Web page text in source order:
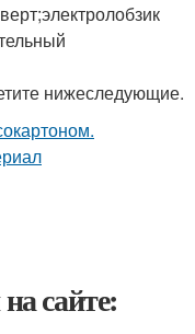
нижеследующие.
сайте: